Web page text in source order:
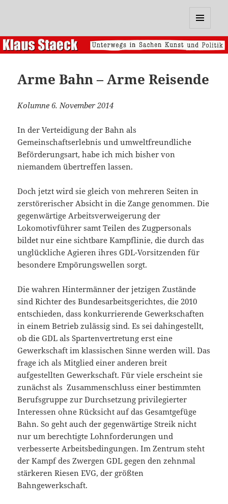
UND
WIDGETS
Arme Bahn – Arme Reisende
Kolumne 6. November 2014
In der Verteidigung der Bahn als
Gemeinschaftserlebnis und umweltfreundliche
Beförderungsart, habe ich mich bisher von
niemandem übertreffen lassen.
Doch jetzt wird sie gleich von mehreren Seiten in
zerstörerischer Absicht in die Zange genommen. Die
gegenwärtige Arbeitsverweigerung der
Lokomotivführer samt Teilen des Zugpersonals
bildet nur eine sichtbare Kampflinie, die durch das
unglückliche Agieren ihres GDL-Vorsitzenden für
besondere Empörungswellen sorgt.
Die wahren Hintermänner der jetzigen Zustände
sind Richter des Bundesarbeitsgerichtes, die 2010
entschieden, dass konkurrierende Gewerkschaften
in einem Betrieb zulässig sind. Es sei dahingestellt,
ob die GDL als Spartenvertretung erst eine
Gewerkschaft im klassischen Sinne werden will. Das
frage ich als Mitglied einer anderen breit
aufgestellten Gewerkschaft. Für viele erscheint sie
zunächst als Zusammenschluss einer bestimmten
Berufsgruppe zur Durchsetzung privilegierter
Interessen ohne Rücksicht auf das Gesamtgefüge
Bahn. So geht auch der gegenwärtige Streik nicht
nur um berechtigte Lohnforderungen und
verbesserte Arbeitsbedingungen. Im Zentrum steht
der Kampf des Zwergen GDL gegen den zehnmal
stärkeren Riesen EVG, der größten
Bahngewerkschaft.